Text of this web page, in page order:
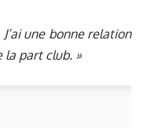
une bonne relation
la part club. »